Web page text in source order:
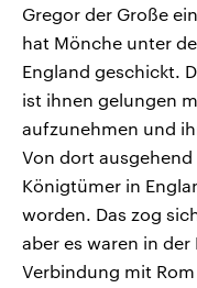
Gregor der Große
hat Mönche unter
England geschickt.
ist ihnen gelungen
aufzunehmen und
Von dort
Königtümer in
worden. Das zog
aber es waren in
Verbindung mit